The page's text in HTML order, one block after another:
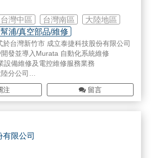
台灣中區 台灣南區
大陸地區
幫浦/真空部品/維修
/部品
台灣新竹市 成立泰捷科技股份有限公司
發並導入Murata 自動化系統維修
設備維修及電控維修服務業務
分公司
板業設備零組件維修及真空pump維修業務
零件及設備耗材代理業務
業燈及光纖線材的代理
gauge 真空壓力計維修生產線、發展多
維修商在半導體設備零組件、ETCH ESC
系統及電子級抗菌濾芯的代理業務，擴大
注 留言
限公司